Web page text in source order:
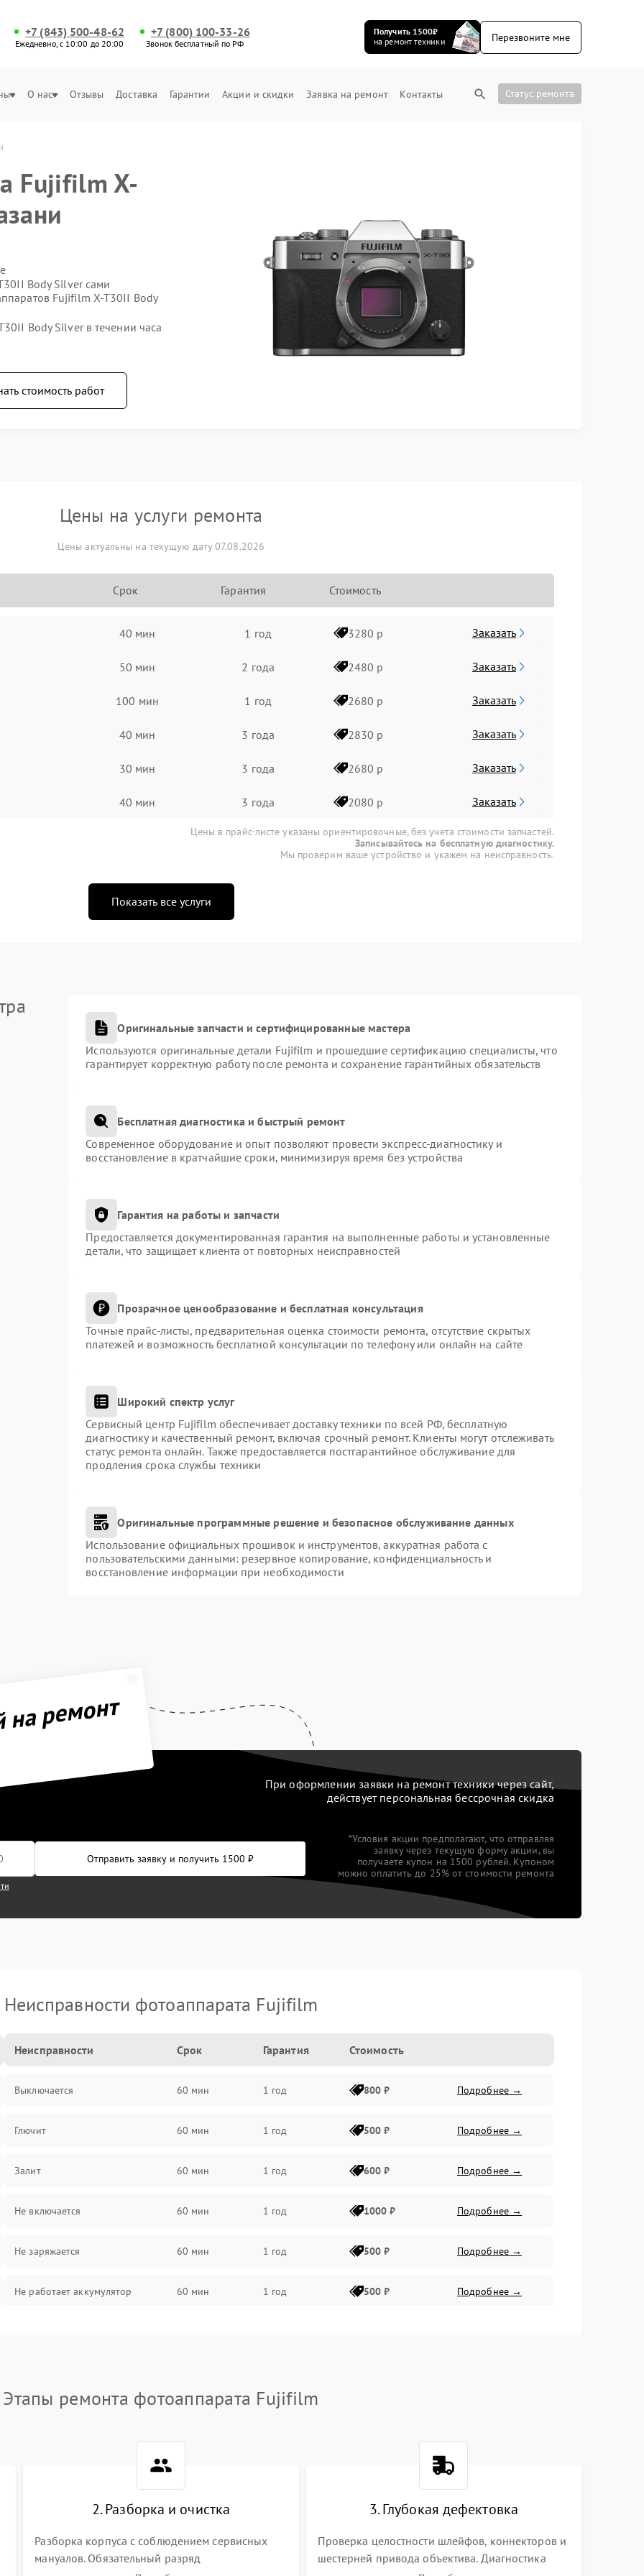
+7 (843) 500-48-62
Ежедневно, с 10:00 до 20:00
+7 (800) 100-33-26
Звонок бесплатный по РФ
Получить 1500₽
на ремонт техники
Перезвоните мне
О нас Отзывы Доставка Гарантии Акции и скидки Заявка на ремонт Контакты Статус ремонта
Fujifilm X-
Body Silver сами
Fujifilm X-T30II Body
Body Silver в течении часа
стоимость работ
Цены на услуги ремонта
Цены актуальны на текущую дату 07.08.2026
Срок Гарантия Стоимость
40 мин 1 год 3280 р Заказать
50 мин 2 года 2480 р Заказать
100 мин 1 год 2680 р Заказать
40 мин 3 года 2830 р Заказать
30 мин 3 года 2680 р Заказать
40 мин 3 года 2080 р Заказать
Цены в прайс-листе указаны ориентировочные, без учета стоимости запчастей.
Записывайтесь на бесплатную диагностику.
Мы проверим ваше устройство и укажем на неисправность.
Показать все услуги
Оригинальные запчасти и сертифицированные мастера
Используются оригинальные детали Fujifilm и прошедшие сертификацию специалисты, что
гарантирует корректную работу после ремонта и сохранение гарантийных обязательств
Бесплатная диагностика и быстрый ремонт
Современное оборудование и опыт позволяют провести экспресс-диагностику и
восстановление в кратчайшие сроки, минимизируя время без устройства
Гарантия на работы и запчасти
Предоставляется документированная гарантия на выполненные работы и установленные
детали, что защищает клиента от повторных неисправностей
Прозрачное ценообразование и бесплатная консультация
Точные прайс-листы, предварительная оценка стоимости ремонта, отсутствие скрытых
платежей и возможность бесплатной консультации по телефону или онлайн на сайте
Широкий спектр услуг
Сервисный центр Fujifilm обеспечивает доставку техники по всей РФ, бесплатную
диагностику и качественный ремонт, включая срочный ремонт. Клиенты могут отслеживать
статус ремонта онлайн. Также предоставляется постгарантийное обслуживание для
продления срока службы техники
Оригинальные программные решение и безопасное обслуживание данных
Использование официальных прошивок и инструментов, аккуратная работа с
пользовательскими данными: резервное копирование, конфиденциальность и
восстановление информации при необходимости
ремонт
При оформлении заявки на ремонт техники через сайт,
действует персональная бессрочная скидка
Отправить заявку и получить 1500 ₽
*Условия акции предполагают, что отправляя
заявку через текущую форму акции, вы
получаете купон на 1500 рублей. Купоном
можно оплатить до 25% от стоимости ремонта
Неисправности фотоаппарата Fujifilm
Неисправности Срок Гарантия Стоимость
Выключается 60 мин 1 год 800 ₽ Подробнее →
Глючит 60 мин 1 год 500 ₽ Подробнее →
Залит 60 мин 1 год 600 ₽ Подробнее →
Не включается 60 мин 1 год 1000 ₽ Подробнее →
Не заряжается 60 мин 1 год 500 ₽ Подробнее →
Не работает аккумулятор 60 мин 1 год 500 ₽ Подробнее →
Этапы ремонта фотоаппарата Fujifilm
2. Разборка и очистка
Разборка корпуса с соблюдением сервисных
мануалов. Обязательный разряд
3. Глубокая дефектовка
Проверка целостности шлейфов, коннекторов и
шестерней привода объектива. Диагностика